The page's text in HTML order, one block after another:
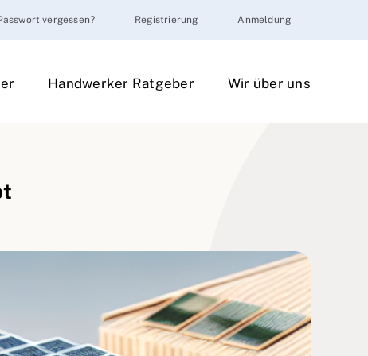
vergessen? Registrierung Anmeldung
Handwerker Ratgeber Wir über uns